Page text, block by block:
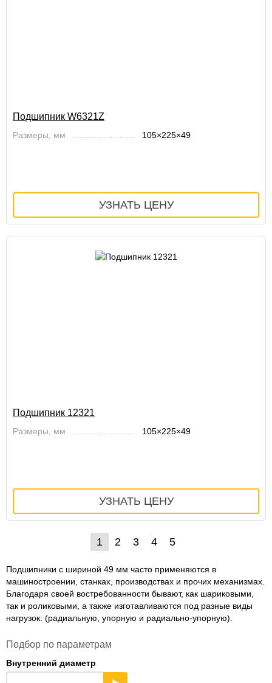
Подшипник W6321Z
Размеры, мм 105×225×49
Подшипник 12321
Размеры, мм 105×225×49
1 2 3 4 5
Подшипники с шириной 49 мм часто применяются в
машиностроении, станках, производствах и прочих механизмах.
Благодаря своей востребованности бывают, как шариковыми,
так и роликовыми, а также изготавливаются под разные виды
нагрузок: (радиальную, упорную и радиально-упорную).
Подбор по параметрам
Внутренний диаметр